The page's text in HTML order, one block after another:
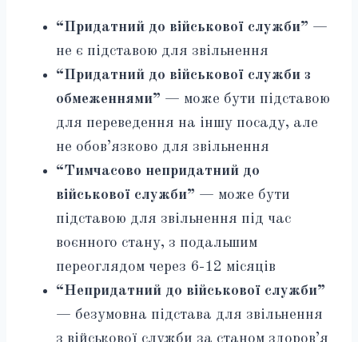
“Придатний до військової служби” —
не є підставою для звільнення
“Придатний до військової служби з
обмеженнями” — може бути підставою
для переведення на іншу посаду, але
не обов’язково для звільнення
“Тимчасово непридатний до
військової служби” — може бути
підставою для звільнення під час
воєнного стану, з подальшим
переоглядом через 6-12 місяців
“Непридатний до військової служби”
— безумовна підстава для звільнення